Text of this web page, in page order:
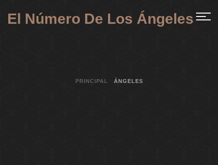
El Número De Los Ángeles
PRINCIPAL ÁNGELES